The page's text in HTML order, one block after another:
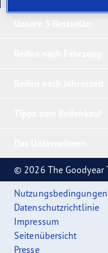
© 2026 The Goodyear
Nutzungsbedingungen
Datenschutzrichtlinie
Impressum
Seitenübersicht
Presse